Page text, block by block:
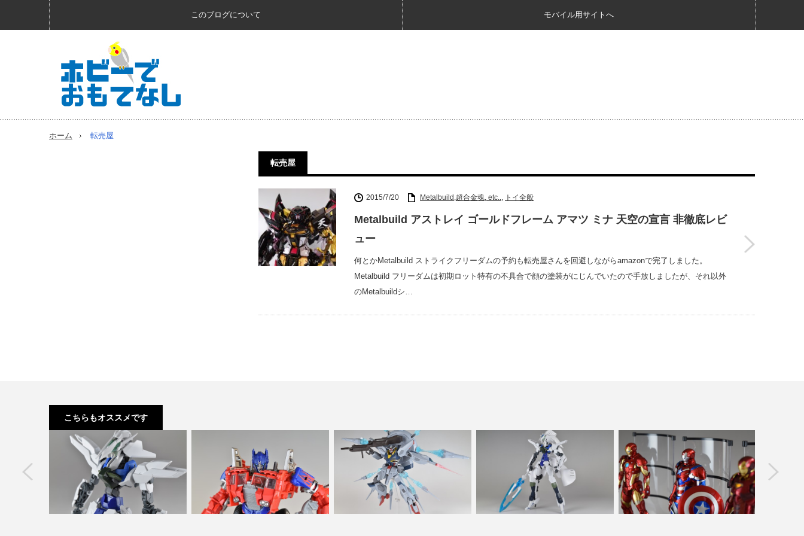
このブログについて モバイル用サイトへ
ホーム 転売屋
転売屋
2015/7/20 Metalbuild,超合金魂, etc.., トイ全般
Metalbuild アストレイ ゴールドフレーム アマツ ミナ 天空の宣言 非徹底レビ
ュー
何とかMetalbuild ストライクフリーダムの予約も転売屋さんを回避しながらamazonで完了しました。
Metalbuild フリーダムは初期ロット特有の不具合で顔の塗装がにじんでいたので手放しましたが、それ以外
のMetalbuildシ…
こちらもオススメです